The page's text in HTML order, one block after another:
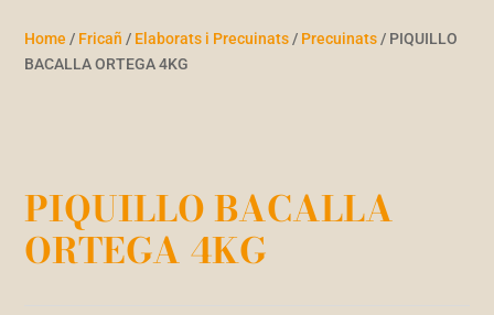
Home / Fricañ / Elaborats i Precuinats / Precuinats / PIQUILLO
BACALLA ORTEGA 4KG
PIQUILLO BACALLA
ORTEGA 4KG